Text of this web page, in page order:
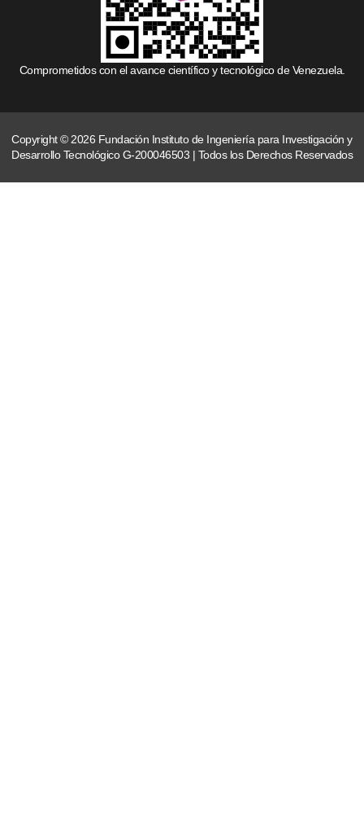
Comprometidos con el avance científico y tecnológico de Venezuela.
Copyright © 2026 Fundación Instituto de Ingeniería para Investigación y
Desarrollo Tecnológico G-200046503 | Todos los Derechos Reservados